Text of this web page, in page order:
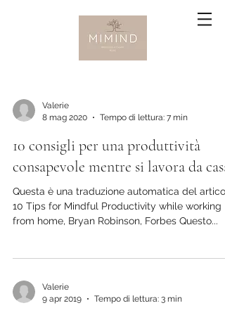
Valerie
8 mag 2020
Tempo di lettura: 7 min
10 consigli per una produttività
consapevole mentre si lavora da casa
Questa è una traduzione automatica del
10 Tips for Mindful Productivity while working
from home, Bryan Robinson, Forbes Questo...
Valerie
9 apr 2019
Tempo di lettura: 3 min